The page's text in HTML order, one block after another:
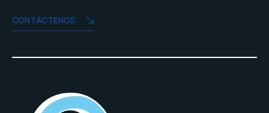
CONTÁCTENOS